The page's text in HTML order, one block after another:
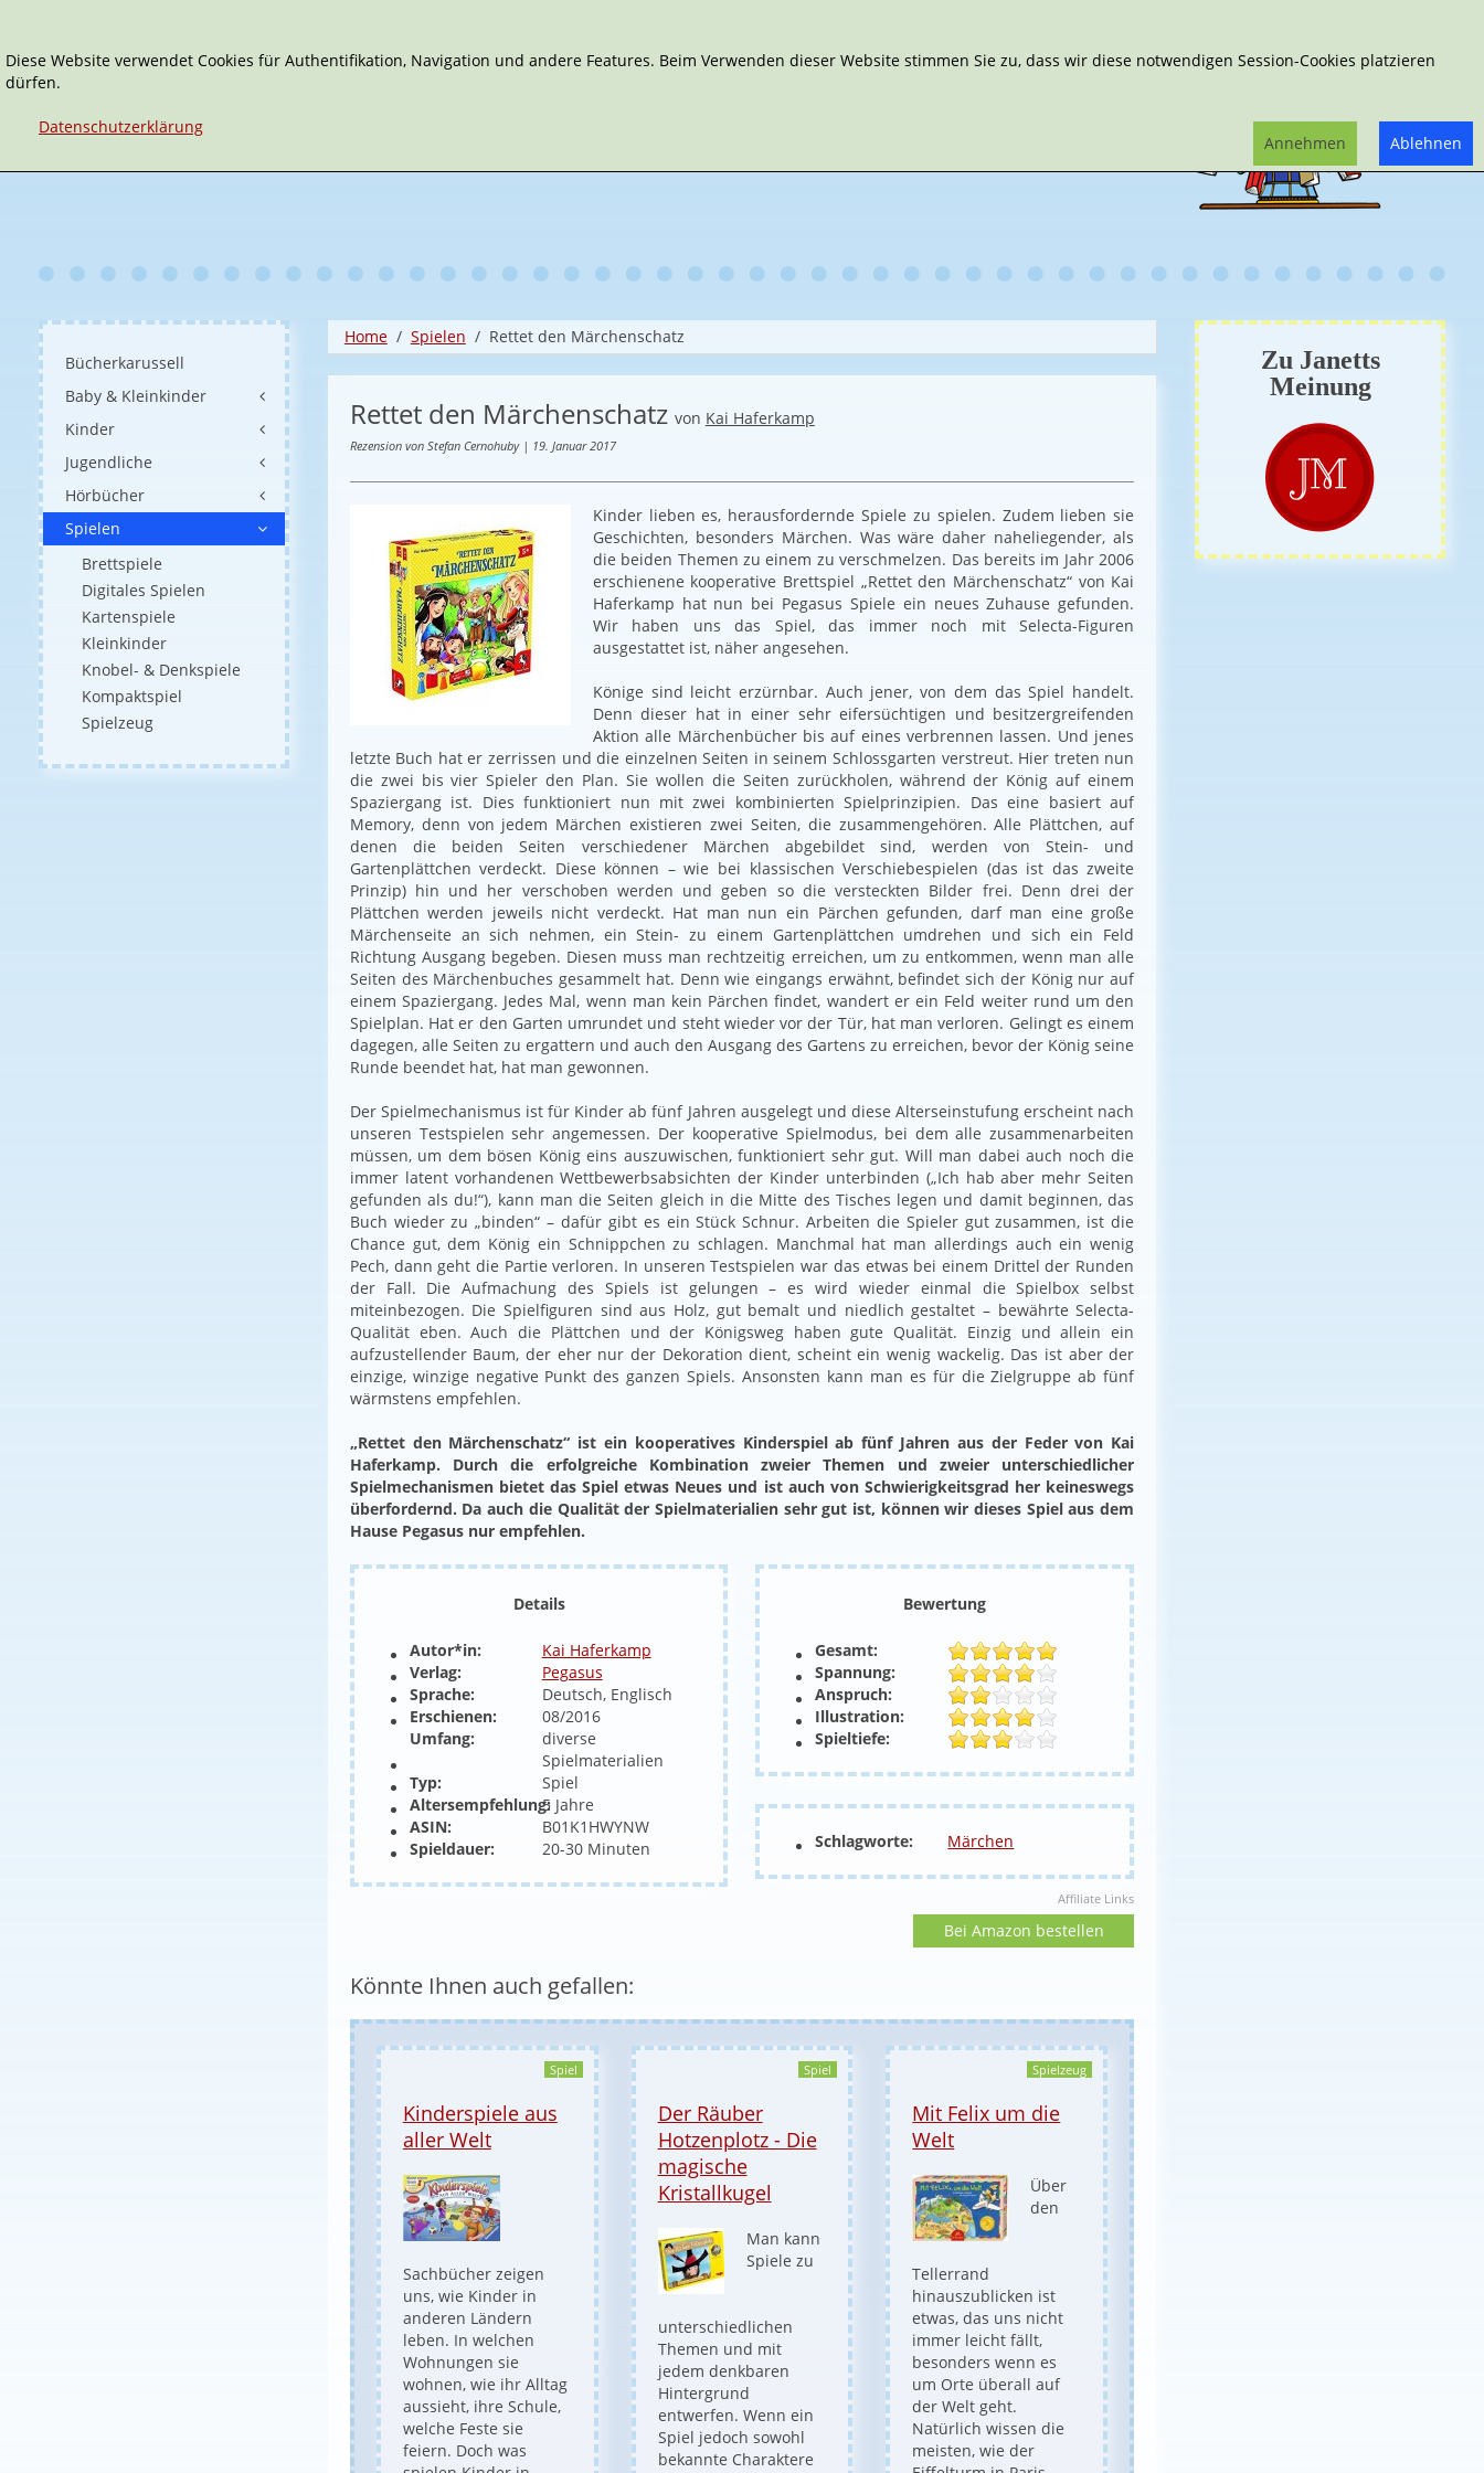
Home Spielen Rettet den Märchenschatz
Rettet den Märchenschatz von Kai Haferkamp
Rezension von Stefan Cernohuby | 19. Januar 2017
Kinder lieben es, herausfordernde Spiele zu spielen. Zudem lieben sie
Geschichten, besonders Märchen. Was wäre daher naheliegender, als
die beiden Themen zu einem zu verschmelzen. Das bereits im Jahr 2006
erschienene kooperative Brettspiel „Rettet den Märchenschatz“ von Kai
Haferkamp hat nun bei Pegasus Spiele ein neues Zuhause gefunden.
Wir haben uns das Spiel, das immer noch mit Selecta-Figuren
ausgestattet ist, näher angesehen.
Könige sind leicht erzürnbar. Auch jener, von dem das Spiel handelt.
Denn dieser hat in einer sehr eifersüchtigen und besitzergreifenden
Aktion alle Märchenbücher bis auf eines verbrennen lassen. Und jenes
letzte Buch hat er zerrissen und die einzelnen Seiten in seinem Schlossgarten verstreut. Hier treten nun
die zwei bis vier Spieler den Plan. Sie wollen die Seiten zurückholen, während der König auf einem
Spaziergang ist. Dies funktioniert nun mit zwei kombinierten Spielprinzipien. Das eine basiert auf
Memory, denn von jedem Märchen existieren zwei Seiten, die zusammengehören. Alle Plättchen, auf
denen die beiden Seiten verschiedener Märchen abgebildet sind, werden von Stein- und
Gartenplättchen verdeckt. Diese können – wie bei klassischen Verschiebespielen (das ist das zweite
Prinzip) hin und her verschoben werden und geben so die versteckten Bilder frei. Denn drei der
Plättchen werden jeweils nicht verdeckt. Hat man nun ein Pärchen gefunden, darf man eine große
Märchenseite an sich nehmen, ein Stein- zu einem Gartenplättchen umdrehen und sich ein Feld
Richtung Ausgang begeben. Diesen muss man rechtzeitig erreichen, um zu entkommen, wenn man alle
Seiten des Märchenbuches gesammelt hat. Denn wie eingangs erwähnt, befindet sich der König nur auf
einem Spaziergang. Jedes Mal, wenn man kein Pärchen findet, wandert er ein Feld weiter rund um den
Spielplan. Hat er den Garten umrundet und steht wieder vor der Tür, hat man verloren. Gelingt es einem
dagegen, alle Seiten zu ergattern und auch den Ausgang des Gartens zu erreichen, bevor der König seine
Runde beendet hat, hat man gewonnen.
Der Spielmechanismus ist für Kinder ab fünf Jahren ausgelegt und diese Alterseinstufung erscheint nach
unseren Testspielen sehr angemessen. Der kooperative Spielmodus, bei dem alle zusammenarbeiten
müssen, um dem bösen König eins auszuwischen, funktioniert sehr gut. Will man dabei auch noch die
immer latent vorhandenen Wettbewerbsabsichten der Kinder unterbinden („Ich hab aber mehr Seiten
gefunden als du!“), kann man die Seiten gleich in die Mitte des Tisches legen und damit beginnen, das
Buch wieder zu „binden“ – dafür gibt es ein Stück Schnur. Arbeiten die Spieler gut zusammen, ist die
Chance gut, dem König ein Schnippchen zu schlagen. Manchmal hat man allerdings auch ein wenig
Pech, dann geht die Partie verloren. In unseren Testspielen war das etwas bei einem Drittel der Runden
der Fall. Die Aufmachung des Spiels ist gelungen – es wird wieder einmal die Spielbox selbst
miteinbezogen. Die Spielfiguren sind aus Holz, gut bemalt und niedlich gestaltet – bewährte Selecta-
Qualität eben. Auch die Plättchen und der Königsweg haben gute Qualität. Einzig und allein ein
aufzustellender Baum, der eher nur der Dekoration dient, scheint ein wenig wackelig. Das ist aber der
einzige, winzige negative Punkt des ganzen Spiels. Ansonsten kann man es für die Zielgruppe ab fünf
wärmstens empfehlen.
„Rettet den Märchenschatz“ ist ein kooperatives Kinderspiel ab fünf Jahren aus der Feder von Kai
Haferkamp. Durch die erfolgreiche Kombination zweier Themen und zweier unterschiedlicher
Spielmechanismen bietet das Spiel etwas Neues und ist auch von Schwierigkeitsgrad her keineswegs
überfordernd. Da auch die Qualität der Spielmaterialien sehr gut ist, können wir dieses Spiel aus dem
Hause Pegasus nur empfehlen.
Details
Autor*in:
Kai Haferkamp
Verlag:
Pegasus
Sprache:
Deutsch, Englisch
Erschienen:
08/2016
Umfang:
diverse
Spielmaterialien
Typ:
Spiel
Altersempfehlung:5 Jahre
ASIN:
B01K1HWYNW
Spieldauer:
20-30 Minuten
Bewertung
Gesamt:
Spannung:
Anspruch:
Illustration:
Spieltiefe:
Schlagworte: Märchen
Affiliate Links
Bei Amazon bestellen
Könnte Ihnen auch gefallen:
Spiel
Kinderspiele aus
aller Welt
Sachbücher zeigen
uns, wie Kinder in
anderen Ländern
leben. In welchen
Wohnungen sie
wohnen, wie ihr Alltag
aussieht, ihre Schule,
welche Feste sie
feiern. Doch was
Spiel
Der Räuber
Hotzenplotz - Die
magische
Kristallkugel
Man kann
Spiele zu
unterschiedlichen
Themen und mit
jedem denkbaren
Hintergrund
entwerfen. Wenn ein
Spiel jedoch sowohl
bekannte Charaktere
Spielzeug
Mit Felix um die
Welt
Über
den
Tellerrand
hinauszublicken ist
etwas, das uns nicht
immer leicht fällt,
besonders wenn es
um Orte überall auf
der Welt geht.
Natürlich wissen die
meisten, wie der
Bücherkarussell
Baby & Kleinkinder
Kinder
Jugendliche
Hörbücher
Spielen
Brettspiele
Digitales Spielen
Kartenspiele
Kleinkinder
Knobel- & Denkspiele
Kompaktspiel
Spielzeug
Zu Janetts
Meinung
Diese Website verwendet Cookies für Authentifikation, Navigation und andere Features. Beim Verwenden dieser Website stimmen Sie zu, dass wir diese notwendigen Session-Cookies platzieren
dürfen.
Datenschutzerklärung
Ablehnen
Annehmen